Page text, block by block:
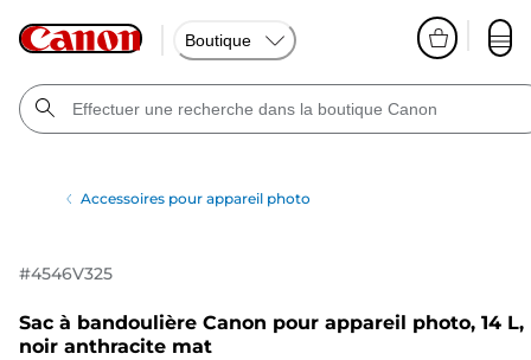
Boutique
Accessoires pour appareil photo
#4546V325
Sac à bandoulière Canon pour appareil photo, 14 L,
noir anthracite mat